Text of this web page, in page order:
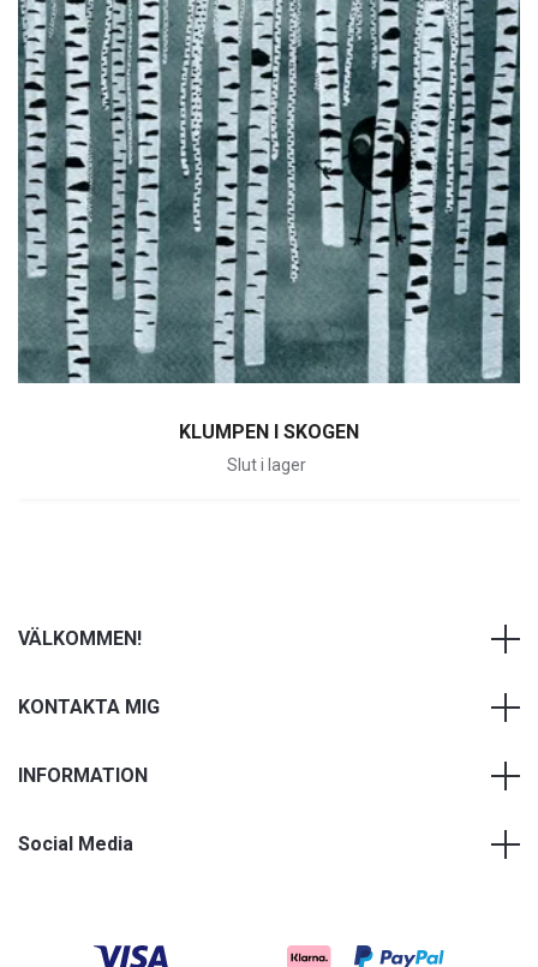
KLUMPEN I SKOGEN
Slut i lager
VÄLKOMMEN!
KONTAKTA MIG
INFORMATION
Social Media